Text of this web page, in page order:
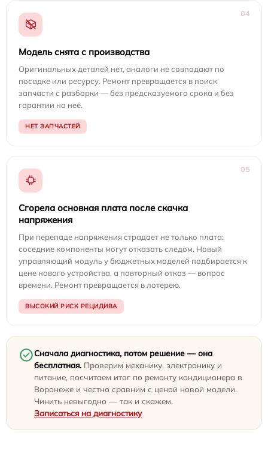
04
Модель снята с производства
Оригинальных деталей нет, аналоги не совпадают по
посадке или ресурсу. Ремонт превращается в поиск
запчасти с разборки — без предсказуемого срока и без
гарантии на неё.
НЕТ ЗАПЧАСТЕЙ
05
Сгорела основная плата после скачка
напряжения
При перепаде напряжения страдает не только плата:
соседние компоненты могут отказать следом. Новый
управляющий модуль у бюджетных моделей подбирается к
цене нового устройства, а повторный отказ — вопрос
времени. Ремонт превращается в лотерею.
ВЫСОКИЙ РИСК РЕЦИДИВА
Сначала диагностика, потом решение — она
бесплатная. Проверим механику, электронику и
питание, посчитаем итог по ремонту кондиционера в
Воронеже и честно сравним с ценой новой модели.
Чинить невыгодно — так и скажем.
Записаться на диагностику